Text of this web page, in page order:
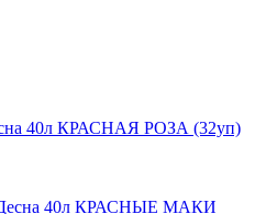
40л КРАСНАЯ РОЗА (32уп)